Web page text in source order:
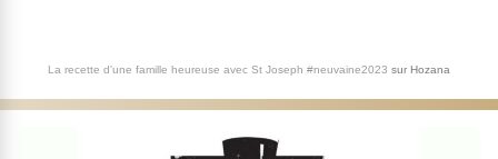
La recette d'une famille heureuse avec St Joseph #neuvaine2023 sur Hozana